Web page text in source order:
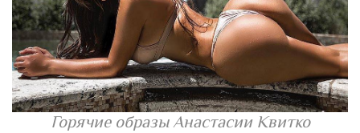
Горячие образы Анастасии Квитко